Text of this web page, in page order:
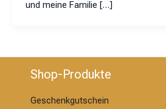
und meine Familie […]
Shop-Produkte
Geschenkgutschein